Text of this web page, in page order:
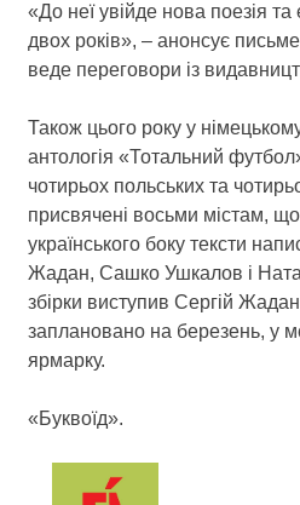
«До неї увійде нова поезія
двох років», – анонсує
веде переговори із
Також цього року у
антологія «Тотальний
чотирьох польських та
присвячені восьми містам,
українського боку тексти
Жадан, Сашко Ушкалов і
збірки виступив Сергій
заплановано на березень, у
ярмарку.
«Буквоїд».